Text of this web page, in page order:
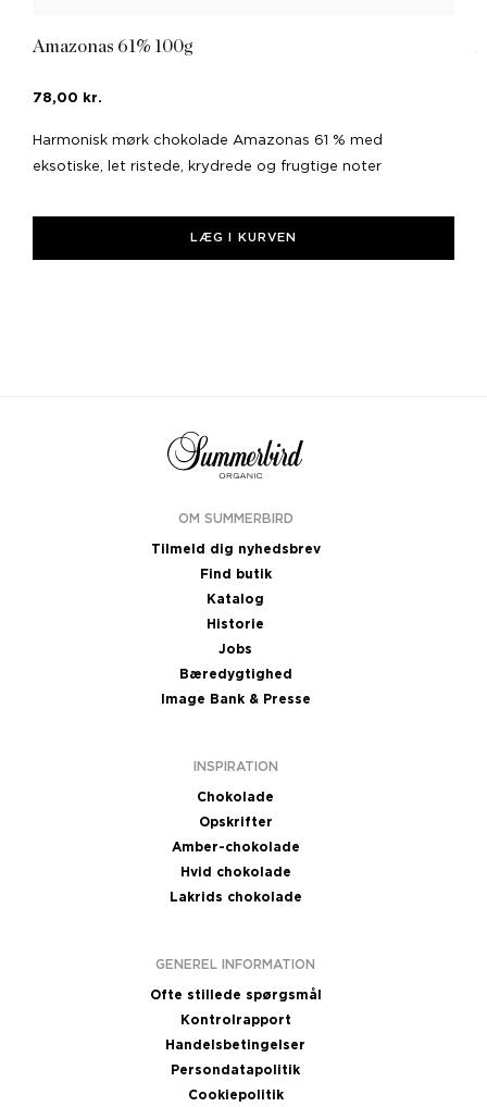
Amazonas 61% 100g
78,00 kr.
Harmonisk mørk chokolade Amazonas 61 % med
eksotiske, let ristede, krydrede og frugtige noter
LÆG I KURVEN
OM SUMMERBIRD
Tilmeld dig nyhedsbrev
Find butik
Katalog
Historie
Jobs
Bæredygtighed
Image Bank & Presse
INSPIRATION
Chokolade
Opskrifter
Amber-chokolade
Hvid chokolade
Lakrids chokolade
GENEREL INFORMATION
Ofte stillede spørgsmål
Kontrolrapport
Handelsbetingelser
Persondatapolitik
Cookiepolitik